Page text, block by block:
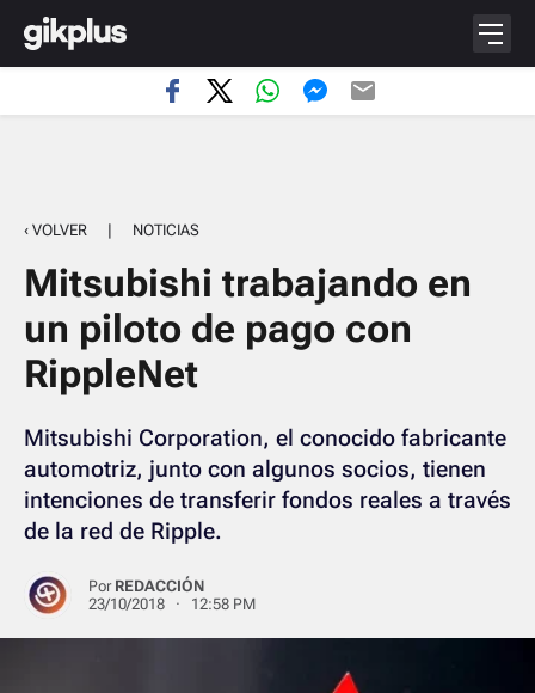
‹ VOLVER | NOTICIAS
Mitsubishi trabajando en
un piloto de pago con
RippleNet
Mitsubishi Corporation, el conocido fabricante
automotriz, junto con algunos socios, tienen
intenciones de transferir fondos reales a través
de la red de Ripple.
Por REDACCIÓN
23/10/2018 · 12:58 PM